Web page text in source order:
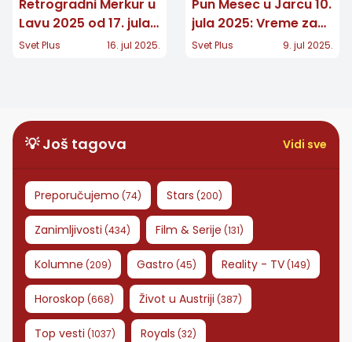
Retrogradni Merkur u
Lavu 2025 od 17. jula:
Ko će osetiti najviše
Svet Plus 16. jul 2025.
Pun Mesec u Jarcu 10.
jula 2025: Vreme za
zrelost, stabilnost i
Svet Plus 9. jul 2025.
💡 Još tagova Vidi sve
Preporučujemo (74) Stars (200)
Zanimljivosti (434) Film & Serije (131)
Kolumne (209) Gastro (45) Reality - TV(149)
Horoskop (668) Život u Austriji (387)
Top vesti (1037) Royals (32)